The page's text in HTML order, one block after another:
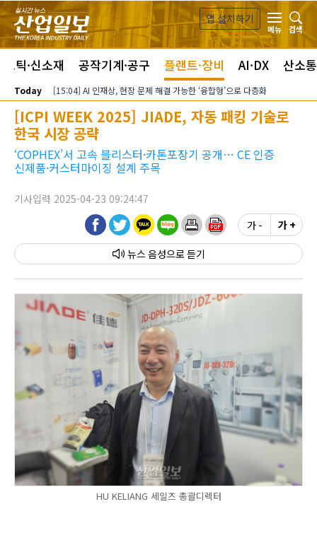
본문 바로가기
앱 설치하기
메뉴
검색
틱·신소재 공작기계·공구 플랜트·장비 AI·DX 산소통
Today [15:04] AI 인재상, 현장 문제 해결 가능한 ‘융합형’으로 다층화
[ICPI WEEK 2025] JIADE, 자동 패킹 기술로
한국 시장 공략
‘COPHEX’서 고속 블리스터·카톤포장기 공개… CE 인증
신제품·커스터마이징 설계 주목
기사입력 2025-04-23 09:24:47
뉴스 음성
가 - 가 +
HU KELIANG 세일즈 총괄디렉터